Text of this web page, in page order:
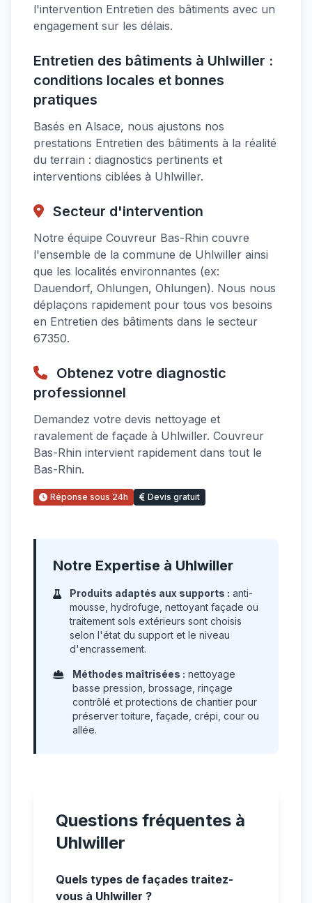
l'intervention Entretien des bâtiments avec un
engagement sur les délais.
Entretien des bâtiments à Uhlwiller :
conditions locales et bonnes
pratiques
Basés en Alsace, nous ajustons nos
prestations Entretien des bâtiments à la réalité
du terrain : diagnostics pertinents et
interventions ciblées à Uhlwiller.
Secteur d'intervention
Notre équipe Couvreur Bas-Rhin couvre
l'ensemble de la commune de Uhlwiller ainsi
que les localités environnantes (ex:
Dauendorf, Ohlungen, Ohlungen). Nous nous
déplaçons rapidement pour tous vos besoins
en Entretien des bâtiments dans le secteur
67350.
Obtenez votre diagnostic
professionnel
Demandez votre devis nettoyage et
ravalement de façade à Uhlwiller. Couvreur
Bas-Rhin intervient rapidement dans tout le
Bas-Rhin.
Réponse sous 24h Devis gratuit
Notre Expertise à Uhlwiller
Produits adaptés aux supports : anti-
mousse, hydrofuge, nettoyant façade ou
traitement sols extérieurs sont choisis
selon l'état du support et le niveau
d'encrassement.
Méthodes maîtrisées : nettoyage
basse pression, brossage, rinçage
contrôlé et protections de chantier pour
préserver toiture, façade, crépi, cour ou
allée.
Questions fréquentes à
Uhlwiller
Quels types de façades traitez-
vous à Uhlwiller ?